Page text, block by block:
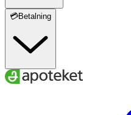
💳Betalning